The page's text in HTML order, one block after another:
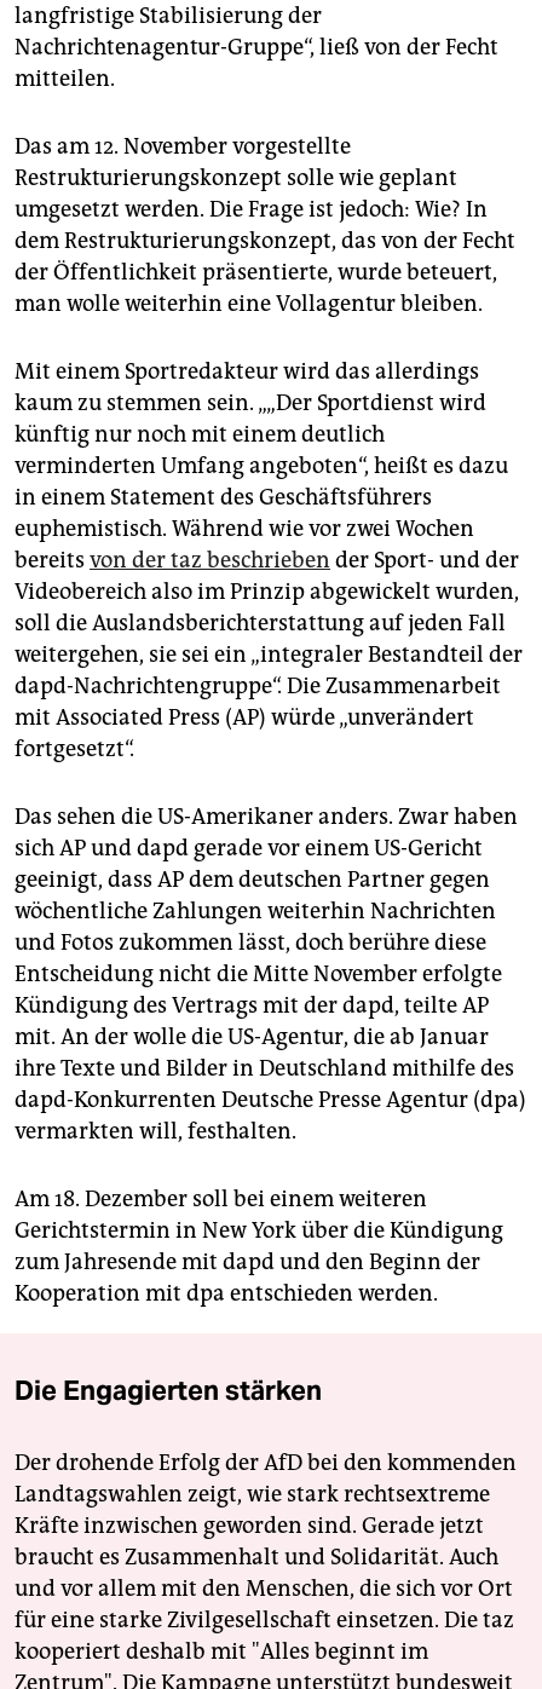
langfristige Stabilisierung der
Nachrichtenagentur-Gruppe“, ließ von der Fecht
mitteilen.
Das am 12. November vorgestellte
Restrukturierungskonzept solle wie geplant
umgesetzt werden. Die Frage ist jedoch: Wie? In
dem Restrukturierungskonzept, das von der Fecht
der Öffentlichkeit präsentierte, wurde beteuert,
man wolle weiterhin eine Vollagentur bleiben.
Mit einem Sportredakteur wird das allerdings
kaum zu stemmen sein. „„Der Sportdienst wird
künftig nur noch mit einem deutlich
verminderten Umfang angeboten“, heißt es dazu
in einem Statement des Geschäftsführers
euphemistisch. Während wie vor zwei Wochen
bereits von der taz beschrieben der Sport- und der
Videobereich also im Prinzip abgewickelt wurden,
soll die Auslandsberichterstattung auf jeden Fall
weitergehen, sie sei ein „integraler Bestandteil der
dapd-Nachrichtengruppe“. Die Zusammenarbeit
mit Associated Press (AP) würde „unverändert
fortgesetzt“.
Das sehen die US-Amerikaner anders. Zwar haben
sich AP und dapd gerade vor einem US-Gericht
geeinigt, dass AP dem deutschen Partner gegen
wöchentliche Zahlungen weiterhin Nachrichten
und Fotos zukommen lässt, doch berühre diese
Entscheidung nicht die Mitte November erfolgte
Kündigung des Vertrags mit der dapd, teilte AP
mit. An der wolle die US-Agentur, die ab Januar
ihre Texte und Bilder in Deutschland mithilfe des
dapd-Konkurrenten Deutsche Presse Agentur (dpa)
vermarkten will, festhalten.
Am 18. Dezember soll bei einem weiteren
Gerichtstermin in New York über die Kündigung
zum Jahresende mit dapd und den Beginn der
Kooperation mit dpa entschieden werden.
Die Engagierten stärken
Der drohende Erfolg der AfD bei den kommenden
Landtagswahlen zeigt, wie stark rechtsextreme
Kräfte inzwischen geworden sind. Gerade jetzt
braucht es Zusammenhalt und Solidarität. Auch
und vor allem mit den Menschen, die sich vor Ort
für eine starke Zivilgesellschaft einsetzen. Die taz
kooperiert deshalb mit "Alles beginnt im
Zentrum". Die Kampagne unterstützt bundesweit